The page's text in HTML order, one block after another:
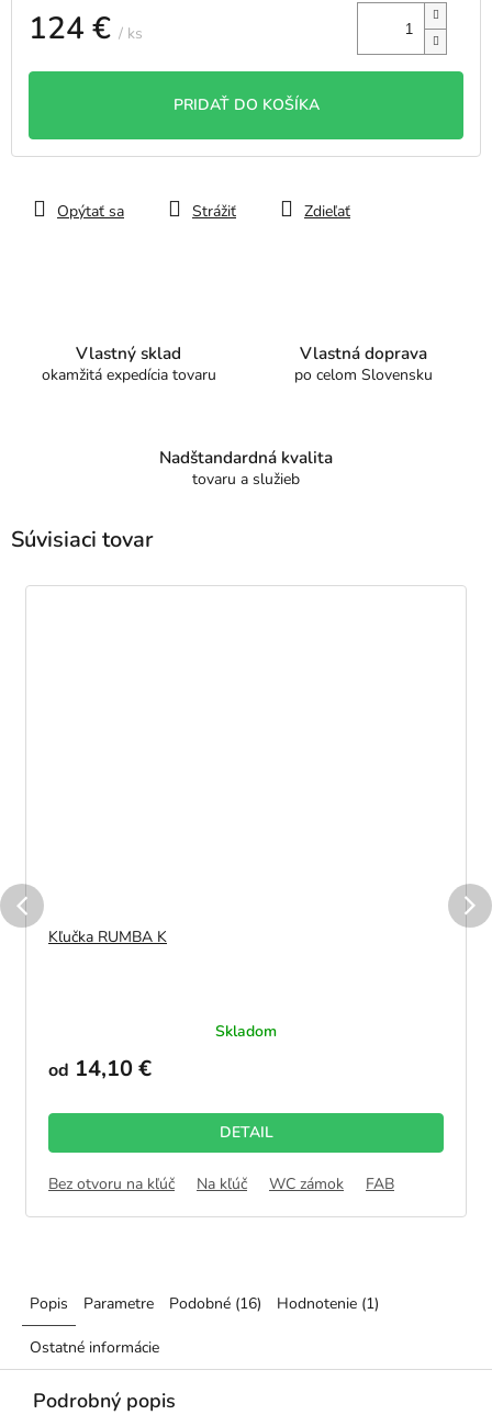
124 € / ks
PRIDAŤ DO KOŠÍKA
Opýtať sa Strážiť Zdieľať
Vlastný sklad
okamžitá expedícia tovaru
Vlastná doprava
po celom Slovensku
Nadštandardná kvalita
tovaru a služieb
Súvisiaci tovar
Kľučka RUMBA K
Skladom
od 14,10 €
DETAIL
Bez otvoru na kľúč Na kľúč WC zámok FAB
Popis Parametre Podobné (16) Hodnotenie (1)
Ostatné informácie
Podrobný popis